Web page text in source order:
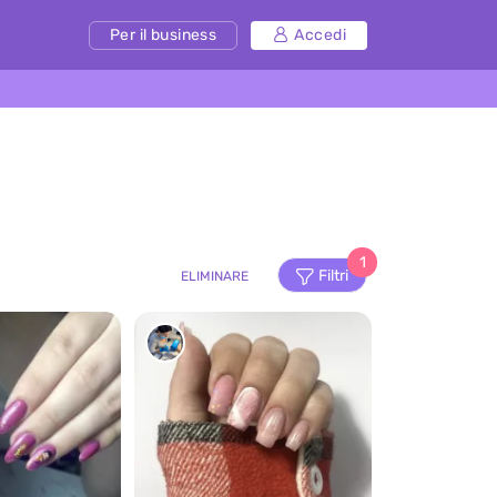
Per il business Accedi
ELIMINARE Filtri
1